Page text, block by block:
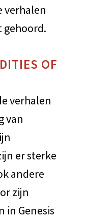
verhalen
gehoord.
OF
verhalen
van
er sterke
andere
zijn
in Genesis